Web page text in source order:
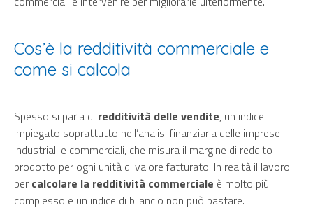
Cos’è la redditività commerciale e
come si calcola
Spesso si parla di redditività delle vendite, un indice
impiegato soprattutto nell’analisi finanziaria delle imprese
industriali e commerciali, che misura il margine di reddito
prodotto per ogni unità di valore fatturato. In realtà il lavoro
per calcolare la redditività commerciale è molto più
complesso e un indice di bilancio non può bastare.